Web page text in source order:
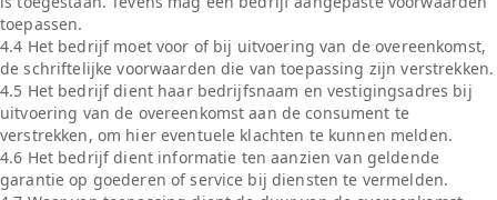
toepassen.
4.4 Het bedrijf moet voor of bij uitvoering van de overeenkomst,
de schriftelijke voorwaarden die van toepassing zijn verstrekken.
4.5 Het bedrijf dient haar bedrijfsnaam en vestigingsadres bij
uitvoering van de overeenkomst aan de consument te
verstrekken, om hier eventuele klachten te kunnen melden.
4.6 Het bedrijf dient informatie ten aanzien van geldende
garantie op goederen of service bij diensten te vermelden.